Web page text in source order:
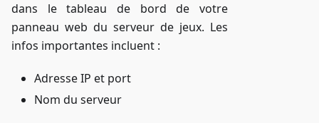
dans le tableau de bord de votre
panneau web du serveur de jeux. Les
infos importantes incluent :
Adresse IP et port
Nom du serveur